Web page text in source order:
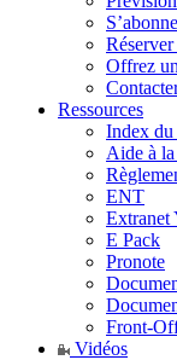
Offrez
Ressources
Index du
Aide à
ENT
Extranet
E Pack
Pronote
Front-
Vidéos